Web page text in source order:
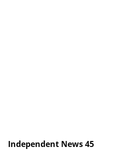
Independent News 45